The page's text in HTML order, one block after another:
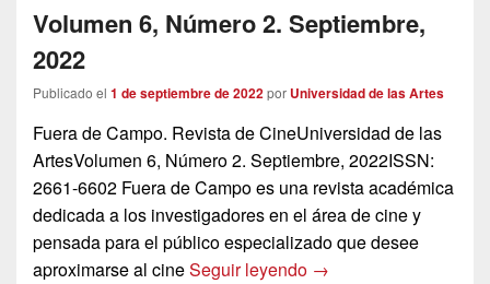
b
o
o
k
d
n
ar
Volumen 6, Número 2. Septiembre,
2022
Publicado el 1 de septiembre de 2022por Universidad de las Artes
Fuera de Campo. Revista de CineUniversidad de las
ArtesVolumen 6, Número 2. Septiembre, 2022ISSN:
2661-6602 Fuera de Campo es una revista académica
dedicada a los investigadores en el área de cine y
pensada para el público especializado que desee
aproximarse al cineSeguir leyendo Volumen 6, Número
→